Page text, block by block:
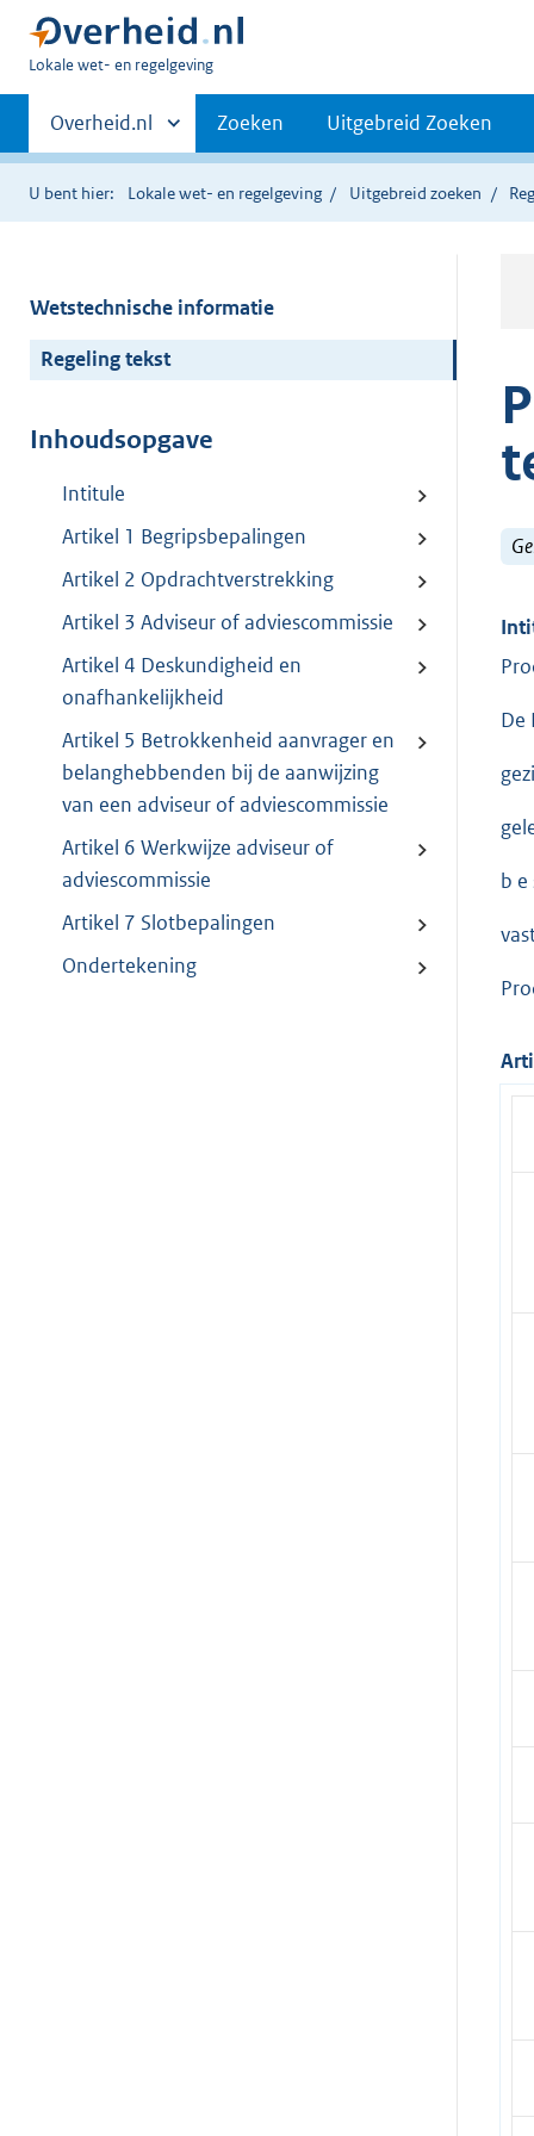
U
hier:
Lokale wet- en regelgeving
Primaire
navigatie
Andere
sites
binnen
Overheid.nl Zoeken Uitgebreid Zoeken
U bent hier: Lokale wet- en regelgeving Uitgebreid zoeken
Wetstechnische informatie
Regeling tekst
Inhoudsopgave
Intitule
Artikel 1 Begripsbepalingen
Artikel 2 Opdrachtverstrekking
Artikel 3 Adviseur of adviescommissie
Artikel 4 Deskundigheid en
onafhankelijkheid
Artikel 5 Betrokkenheid aanvrager en
belanghebbenden bij de aanwijzing
van een adviseur of adviescommissie
Artikel 6 Werkwijze adviseur of
adviescommissie
Artikel 7 Slotbepalingen
Ondertekening
De
b e